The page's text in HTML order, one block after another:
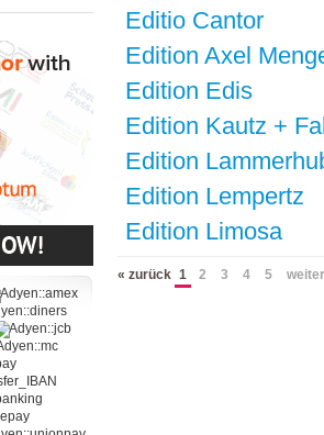
Editio Cantor
Edition Axel
Edition Edis
Edition Kautz +
Edition
Edition Lempertz
Edition Limosa
« zurück 1 2 3 4 5